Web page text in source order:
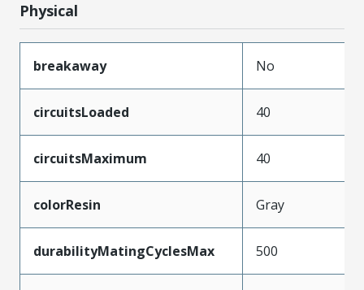
Physical
breakaway No
circuitsLoaded 40
circuitsMaximum 40
colorResin Gray
durabilityMatingCyclesMax 500